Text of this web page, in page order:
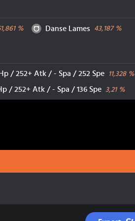
% Normal
Danse Lames 43,187%
/ 252+ Atk / - Spa / 252 Spe 11,328%
/ 252+ Atk / - Spa / 136 Spe 3,21%